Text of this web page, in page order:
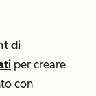
di
per creare
con